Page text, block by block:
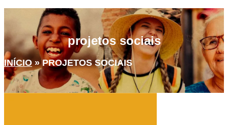
projetos sociais
INÍCIO»PROJETOS SOCIAIS